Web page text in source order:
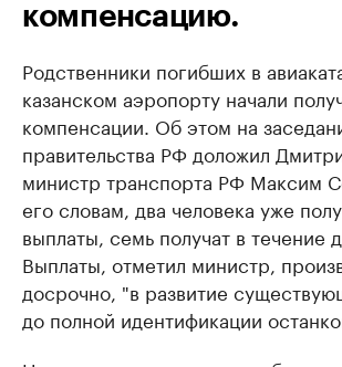
компенсацию.
Родственники погибших в
казанском аэропорту начали
компенсации. Об этом на
правительства РФ доложил
министр транспорта РФ Максим
его словам, два человека уже
выплаты, семь получат в течение
Выплаты, отметил министр,
досрочно, "в развитие
до полной идентификации